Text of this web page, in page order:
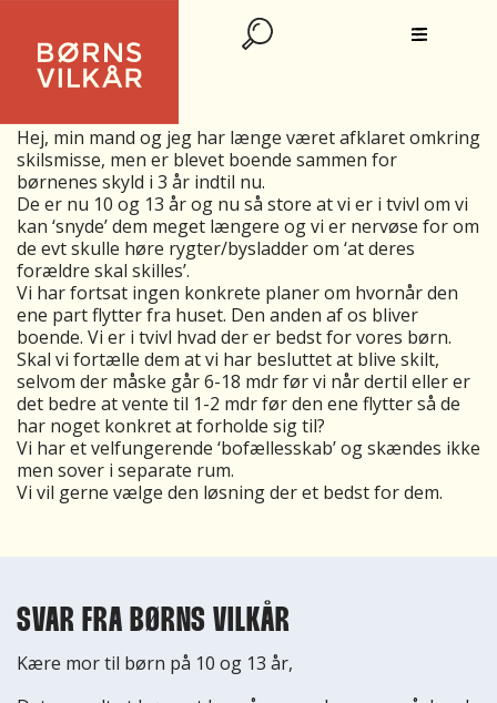
HVORNÅR FORTÆLLER VI BØRNENE
DET?
Hej, min mand og jeg har længe været afklaret omkring
skilsmisse, men er blevet boende sammen for
børnenes skyld i 3 år indtil nu.
De er nu 10 og 13 år og nu så store at vi er i tvivl om vi
kan ‘snyde’ dem meget længere og vi er nervøse for om
de evt skulle høre rygter/bysladder om ‘at deres
forældre skal skilles’.
Vi har fortsat ingen konkrete planer om hvornår den
ene part flytter fra huset. Den anden af os bliver
boende. Vi er i tvivl hvad der er bedst for vores børn.
Skal vi fortælle dem at vi har besluttet at blive skilt,
selvom der måske går 6-18 mdr før vi når dertil eller er
det bedre at vente til 1-2 mdr før den ene flytter så de
har noget konkret at forholde sig til?
Vi har et velfungerende ‘bofællesskab’ og skændes ikke
men sover i separate rum.
Vi vil gerne vælge den løsning der et bedst for dem.
SVAR FRA BØRNS VILKÅR
Kære mor til børn på 10 og 13 år,